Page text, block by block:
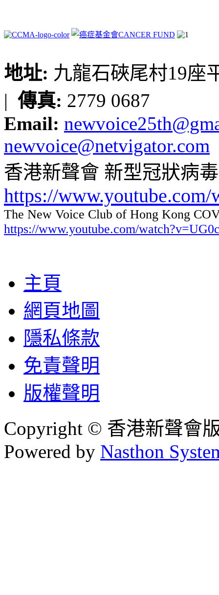
地址: 九龍石硤尾村19座
| 傳真: 2779 0687
Email:
newvoice@netvigator.com
香港新聲會 新型冠狀病
https://
The New Voice Club of Hong Kong
https://www.youtube.com/
主頁
網頁地圖
隱私條款
免責聲明
版權聲明
Copyright © 香港新聲會
Powered by Nasthon